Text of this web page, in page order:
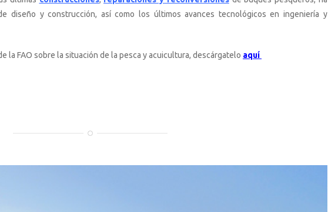
diseño y construcción, así como los últimos avances tecnológicos en ingeniería y
la FAO sobre la situación de la pesca y acuicultura, descárgatelo aquí